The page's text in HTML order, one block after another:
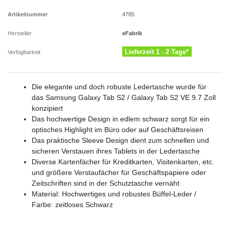
Artikelnummer 4785
Hersteller eFabrik
Verfügbarkeit Lieferzeit 1 - 2 Tage*
Die elegante und doch robuste Ledertasche wurde für
das Samsung Galaxy Tab S2 / Galaxy Tab S2 VE 9.7 Zoll
konzipiert
Das hochwertige Design in edlem schwarz sorgt für ein
optisches Highlight im Büro oder auf Geschäftsreisen
Das praktische Sleeve Design dient zum schnellen und
sicheren Verstauen ihres Tablets in der Ledertasche
Diverse Kartenfächer für Kreditkarten, Visitenkarten, etc.
und größere Verstaufächer für Geschäftspapiere oder
Zeitschriften sind in der Schutztasche vernäht
Material: Hochwertiges und robustes Büffel-Leder /
Farbe: zeitloses Schwarz